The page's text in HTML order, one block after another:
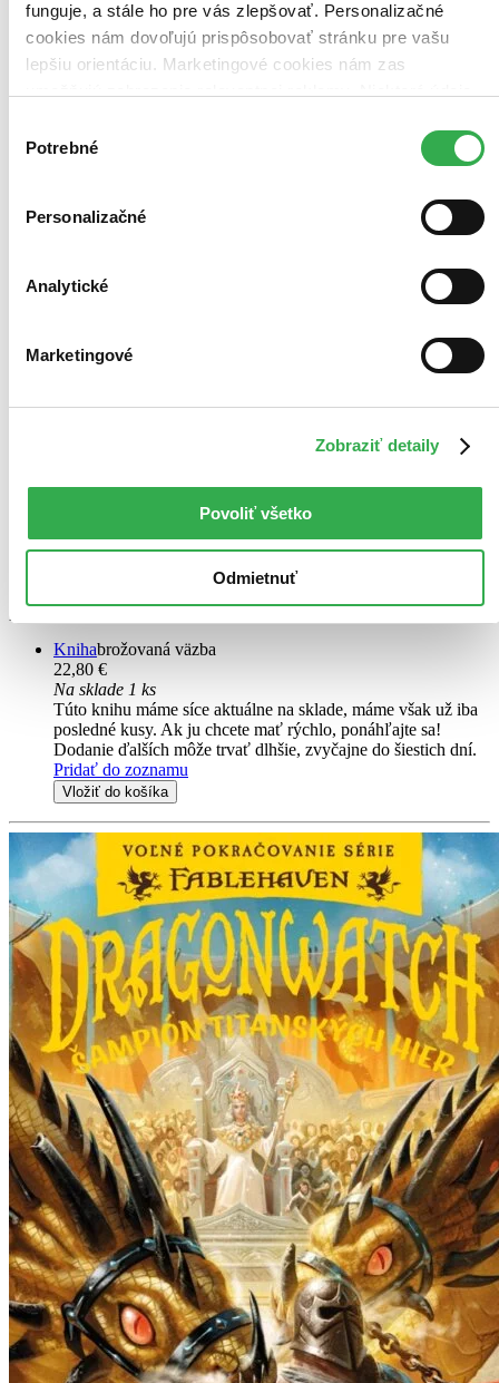
funguje, a stále ho pre vás zlepšovať. Personalizačné
cookies nám dovoľujú prispôsobovať stránku pre vašu
lepšiu orientáciu. Marketingové cookies nám zas
keby sme mohli používať všetky tieto cookies. Ďakujeme!
súhlasu
Potrebné
Personalizačné
Analytické
Marketingové
Zobraziť detaily
Povoliť všetko
Odmietnuť
Dragonwatch (SK)
Magický svet sa ocitá na pokraji kolapsu. Kráľ drakov Celebrant
zjednotil drakov do pomstychtivej armády a len posledný artefakt im
potrebujú nových spojencov...
Knihabrožovaná väzba
22,80 €
Na sklade 1 ks
Túto knihu máme síce aktuálne na sklade, máme však už iba
posledné kusy. Ak ju chcete mať rýchlo, ponáhľajte sa!
Dodanie ďalších môže trvať dlhšie, zvyčajne do šiestich dní.
Pridať do zoznamu
Vložiť do košíka